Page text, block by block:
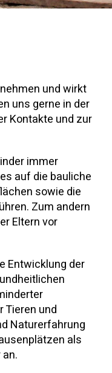
und wirkt
uns gerne in der
Kontakte und zur
immer
auf die bauliche
sowie die
Zum andern
Eltern vor
Entwicklung der
und
Naturerfahrung
als